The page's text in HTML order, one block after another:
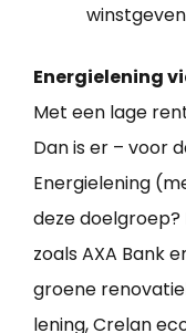
Energielening
Met een lage
Dan is er – voor
Energielening
deze doelgroep?
zoals AXA Bank
groene
lening, Crelan